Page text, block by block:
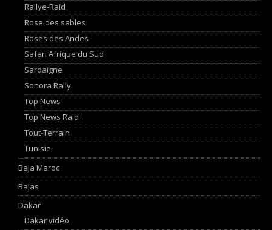
Rallye-Raid
Rose des sables
Roses des Andes
Safari Afrique du Sud
Sardaigne
Sonora Rally
Top News
Top News Raid
Tout-Terrain
Tunisie
Baja Maroc
Bajas
Dakar
Dakar vidéo